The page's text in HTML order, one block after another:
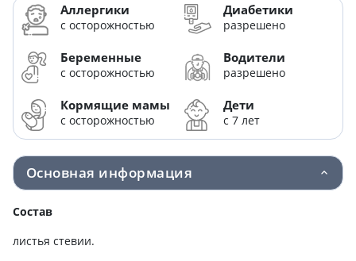
Аллергики
с осторожностью
Диабетики
разрешено
Беременные
с осторожностью
Водители
разрешено
Кормящие мамы
с осторожностью
Дети
с 7 лет
Основная информация
Состав
листья стевии.